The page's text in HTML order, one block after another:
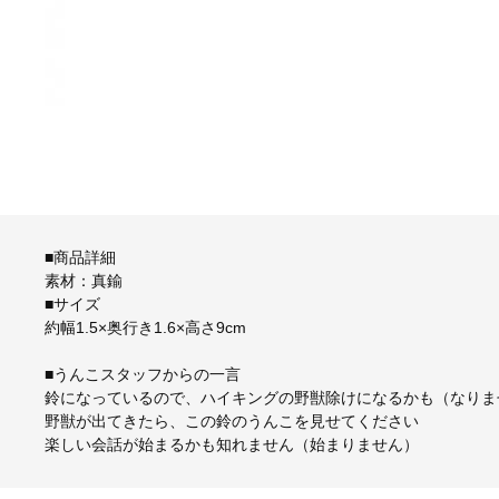
■商品詳細
素材：真鍮
■サイズ
約幅1.5×奥行き1.6×高さ9cm
■うんこスタッフからの一言
鈴になっているので、ハイキングの野獣除けになるかも（なり
野獣が出てきたら、この鈴のうんこを見せてください
楽しい会話が始まるかも知れません（始まりません）